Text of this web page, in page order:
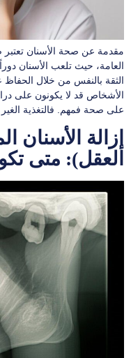
مقدمة عن صحة الأسنان
العامة، حيث تلعب الأسنان
الثقة بالنفس من خلال الحفاظ
الأشخاص قد لا يكونون على
على صحة فمهم. فالتغذية
إزالة
العقل): متى